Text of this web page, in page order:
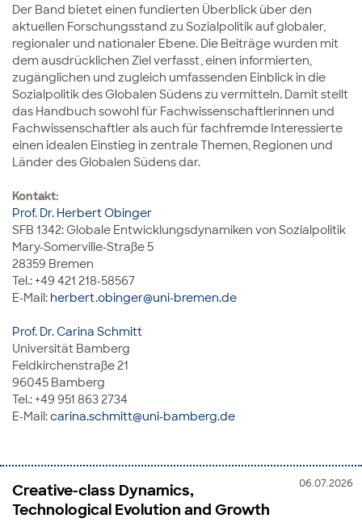
Der Band bietet einen fundierten Überblick über den
aktuellen Forschungsstand zu Sozialpolitik auf globaler,
regionaler und nationaler Ebene. Die Beiträge wurden mit
dem ausdrücklichen Ziel verfasst, einen informierten,
zugänglichen und zugleich umfassenden Einblick in die
Sozialpolitik des Globalen Südens zu vermitteln. Damit stellt
das Handbuch sowohl für Fachwissenschaftlerinnen und
Fachwissenschaftler als auch für fachfremde Interessierte
einen idealen Einstieg in zentrale Themen, Regionen und
Länder des Globalen Südens dar.
Kontakt:
Prof. Dr. Herbert Obinger
SFB 1342: Globale Entwicklungsdynamiken von Sozialpolitik
Mary-Somerville-Straße 5
28359 Bremen
Tel.: +49 421 218-58567
E-Mail: herbert.obinger@uni-bremen.de
Prof. Dr. Carina Schmitt
Universität Bamberg
Feldkirchenstraße 21
96045 Bamberg
Tel.: +49 951 863 2734
E-Mail:carina.schmitt@uni-bamberg.de
06.07.2026
Creative-class Dynamics,
Technological Evolution and Growth